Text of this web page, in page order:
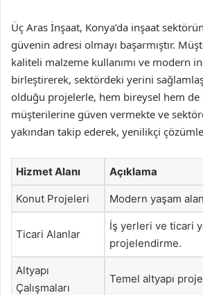
Üç Aras İnşaat, Konya’da inşaat
güvenin adresi olmayı başarmıştır.
kaliteli malzeme kullanımı ve modern
birleştirerek, sektördeki yerini
olduğu projelerle, hem bireysel hem de
müşterilerine güven vermekte ve
yakından takip ederek, yenilikçi
Hizmet Alanı Açıklama
Konut Projeleri Modern yaşam
Ticari Alanlar
İş yerleri ve ticari
projelendirme.
Altyapı
Çalışmaları
Temel altyapı